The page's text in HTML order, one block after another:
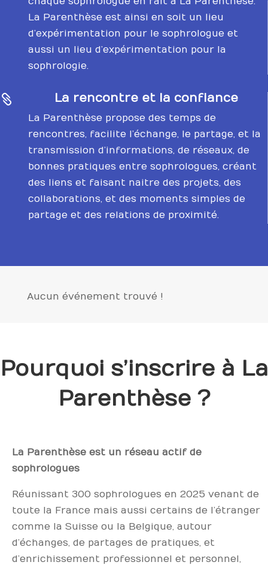
La Parenthèse est ainsi en soit un lieu
d’expérimentation pour le sophrologue et
aussi un lieu d’expérimentation pour la
sophrologie.
 La rencontre et la confiance
La Parenthèse propose des temps de
rencontres, facilite l’échange, le partage, et la
transmission d’informations, de réseaux, de
bonnes pratiques entre sophrologues, créant
des liens et faisant naitre des projets, des
collaborations, et des moments simples de
partage et des relations de proximité.
Aucun événement trouvé !
Pourquoi s’inscrire à La
Parenthèse ?
La Parenthèse est un réseau actif de
sophrologues
Réunissant 300 sophrologues en 2025 venant de
toute la France mais aussi certains de l’étranger
comme la Suisse ou la Belgique, autour
d’échanges, de partages de pratiques, et
d’enrichissement professionnel et personnel,